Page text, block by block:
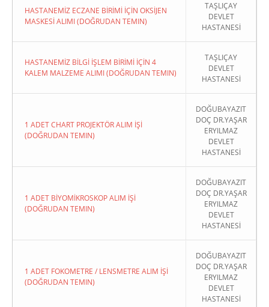
HASTANEMİZ ECZANE BİRİMİ İÇİN OKSİJEN
MASKESİ ALIMI (DOĞRUDAN TEMIN)
TAŞLIÇAY
DEVLET
HASTANESİ
HASTANEMİZ BİLGİ İŞLEM BİRİMİ İÇİN 4
KALEM MALZEME ALIMI (DOĞRUDAN TEMIN)
TAŞLIÇAY
DEVLET
HASTANESİ
1 ADET CHART PROJEKTÖR ALIM İŞİ
(DOĞRUDAN TEMIN)
DOĞUBAYAZIT
DOÇ DR.YAŞAR
ERYILMAZ
DEVLET
HASTANESİ
1 ADET BİYOMİKROSKOP ALIM İŞİ
(DOĞRUDAN TEMIN)
DOĞUBAYAZIT
DOÇ DR.YAŞAR
ERYILMAZ
DEVLET
HASTANESİ
1 ADET FOKOMETRE / LENSMETRE ALIM İŞİ
(DOĞRUDAN TEMIN)
DOĞUBAYAZIT
DOÇ DR.YAŞAR
ERYILMAZ
DEVLET
HASTANESİ